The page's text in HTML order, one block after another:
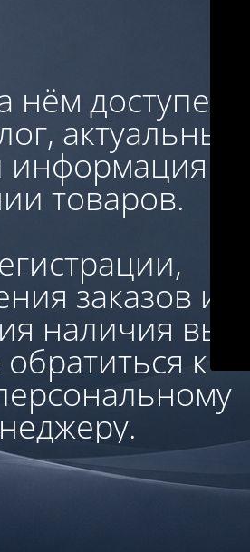
доступен:
актуальные
информация о
товаров.
заказов и
наличия вы
к